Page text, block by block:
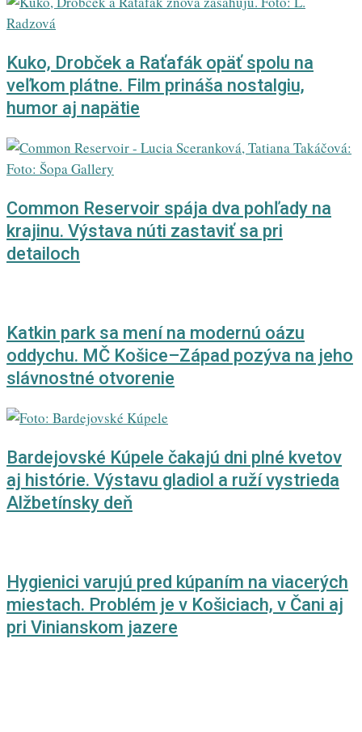
Kuko, Drobček a Raťafák opäť spolu na
veľkom plátne. Film prináša nostalgiu,
humor aj napätie
Common Reservoir spája dva pohľady na
krajinu. Výstava núti zastaviť sa pri
detailoch
Katkin park sa mení na modernú oázu
oddychu. MČ Košice–Západ pozýva na jeho
slávnostné otvorenie
Bardejovské Kúpele čakajú dni plné kvetov
aj histórie. Výstavu gladiol a ruží vystrieda
Alžbetínsky deň
Hygienici varujú pred kúpaním na viacerých
miestach. Problém je v Košiciach, v Čani aj
pri Vinianskom jazere